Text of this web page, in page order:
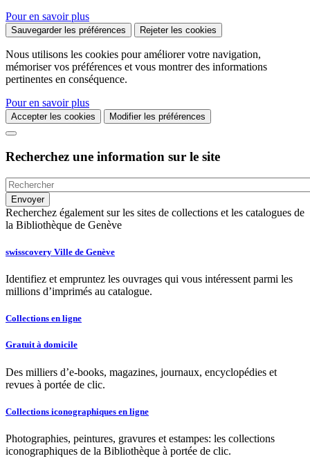
Pour en savoir plus
Sauvegarder les préférences Rejeter les cookies
Nous utilisons les cookies pour améliorer votre navigation,
mémoriser vos préférences et vous montrer des informations
pertinentes en conséquence.
Pour en savoir plus
Accepter les cookies Modifier les préférences
Recherchez une information sur le site
Recherchez également sur les sites de collections et les catalogues de
la Bibliothèque de Genève
swisscovery Ville de Genève
Identifiez et empruntez les ouvrages qui vous intéressent parmi les
millions d’imprimés au catalogue.
Collections en ligne
Gratuit à domicile
Des milliers d’e-books, magazines, journaux, encyclopédies et
revues à portée de clic.
Collections iconographiques en ligne
Photographies, peintures, gravures et estampes: les collections
iconographiques de la Bibliothèque à portée de clic.